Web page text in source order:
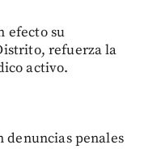
efecto su
refuerza la
activo.
denuncias penales